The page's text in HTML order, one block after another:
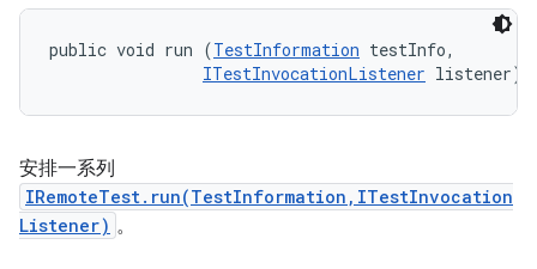
public void run (TestInformation testInfo,
ITestInvocationListener listener)
安排一系列
IRemoteTest.run(TestInformation,ITestInvocation
Listener) 。